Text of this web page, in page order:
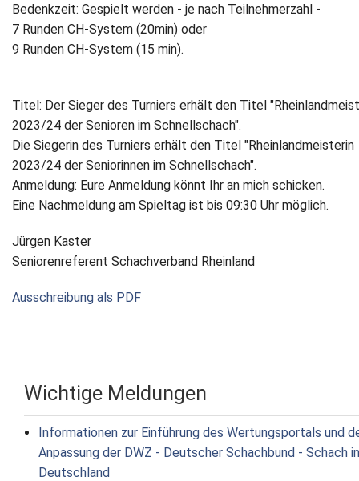
Datenschutz
Bedenkzeit: Gespielt werden - je nach Teilnehmerzahl -
7 Runden CH-System (20min) oder
9 Runden CH-System (15 min).
Titel: Der Sieger des Turniers erhält den Titel
2023/24 der Senioren im Schnellschach".
Die Siegerin des Turniers erhält den Titel "Rheinlandmeisterin
2023/24 der Seniorinnen im Schnellschach".
Anmeldung: Eure Anmeldung könnt Ihr an mich schicken.
Eine Nachmeldung am Spieltag ist bis 09:30 Uhr möglich.
Jürgen Kaster
Seniorenreferent Schachverband Rheinland
Ausschreibung als PDF
Wichtige Meldungen
Informationen zur Einführung des Wertungsportals und
Anpassung der DWZ - Deutscher Schachbund - Schach in
Deutschland